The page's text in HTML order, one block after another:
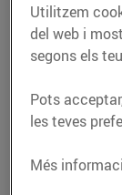
Utilitzem
del web i
segons els
Pots
les teves
Més